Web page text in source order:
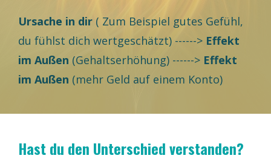
Ursache in dir ( Zum Beispiel gutes Gefühl,
du fühlst dich wertgeschätzt) ------> Effekt
im Außen (Gehaltserhöhung) ------> Effekt
im Außen (mehr Geld auf einem Konto)
Hast du den Unterschied verstanden?